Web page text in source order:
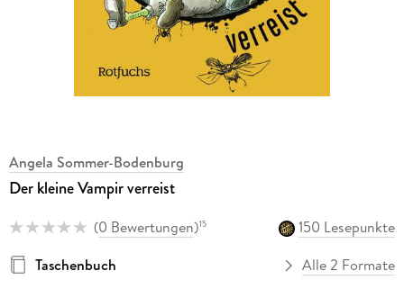
Angela Sommer-Bodenburg
Der kleine Vampir verreist
(0 Bewertungen)15
150 Lesepunkte
Taschenbuch
Alle 2 Formate